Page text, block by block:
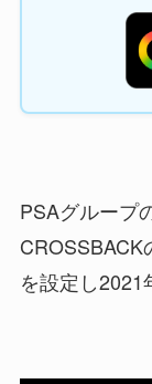
PSAグループ
CROSSBACK
を設定し2021